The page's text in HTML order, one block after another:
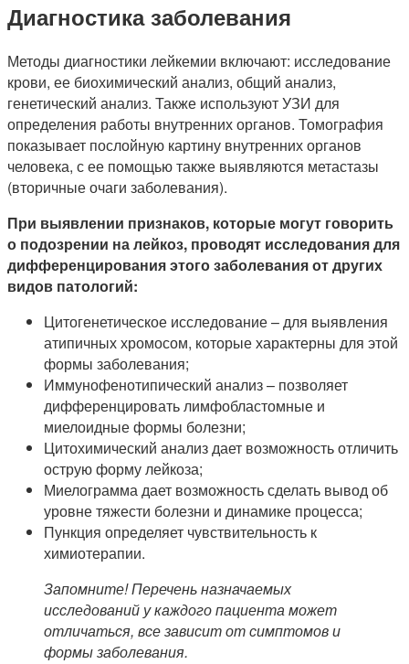
Диагностика заболевания
Методы диагностики лейкемии включают: исследование
крови, ее биохимический анализ, общий анализ,
генетический анализ. Также используют УЗИ для
определения работы внутренних органов. Томография
показывает послойную картину внутренних органов
человека, с ее помощью также выявляются метастазы
(вторичные очаги заболевания).
При выявлении признаков, которые могут говорить
о подозрении на лейкоз, проводят исследования для
дифференцирования этого заболевания от других
видов патологий:
Цитогенетическое исследование – для выявления
атипичных хромосом, которые характерны для этой
формы заболевания;
Иммунофенотипический анализ – позволяет
дифференцировать лимфобластомные и
миелоидные формы болезни;
Цитохимический анализ дает возможность отличить
острую форму лейкоза;
Миелограмма дает возможность сделать вывод об
уровне тяжести болезни и динамике процесса;
Пункция определяет чувствительность к
химиотерапии.
Запомните! Перечень назначаемых
исследований у каждого пациента может
отличаться, все зависит от симптомов и
формы заболевания.